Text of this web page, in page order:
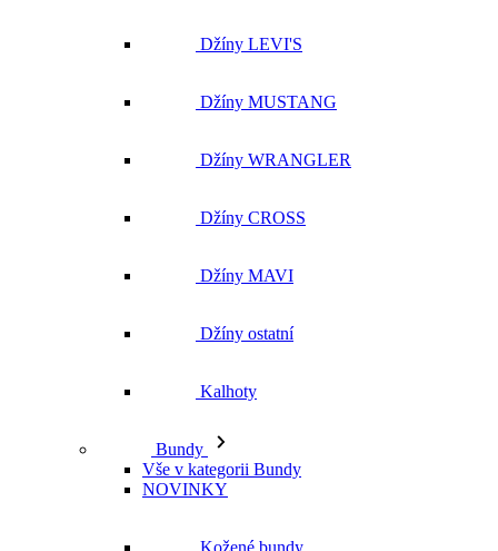
Džíny LEVI'S
Džíny MUSTANG
Džíny WRANGLER
Džíny CROSS
Džíny MAVI
Džíny ostatní
Kalhoty
Bundy
Vše v kategorii Bundy
NOVINKY
Kožené bundy